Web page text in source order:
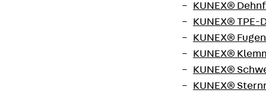
KUNEX®
KUNEX®
KUNEX®
KUNEX®
KUNEX®
KUNEX®
Sammelhalter, Kunststoff,